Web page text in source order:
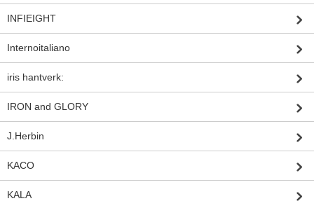
INFIEIGHT
Internoitaliano
iris hantverk:
IRON and GLORY
J.Herbin
KACO
KALA